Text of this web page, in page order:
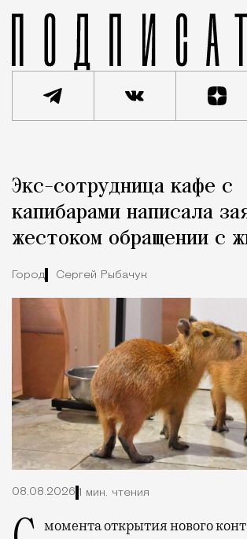
Город
Экс-сотрудница кафе с
капибарами написала
жестоком обращении с
Город Сергей Рыбачук
08.08.2026 1 мин. чтения